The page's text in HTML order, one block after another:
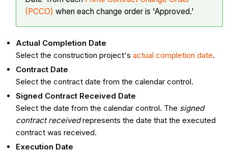
(PCCO)when each change order is 'Approved.'
Actual Completion Date
Select the construction project'sactual completion date.
Contract Date
Select the contract date from the calendar control.
Signed Contract Received Date
Select the date from the calendar control. The signed
contract receivedrepresents the date that the executed
contract was received.
Execution Date